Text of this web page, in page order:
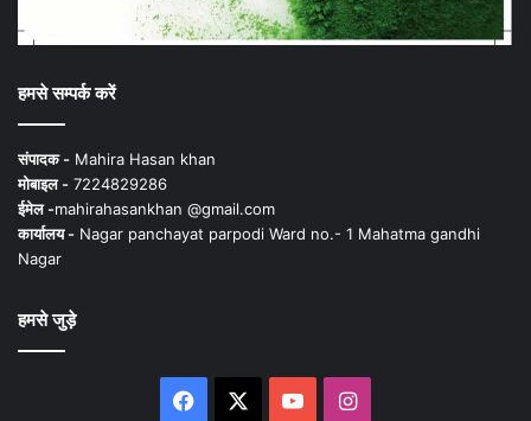
हमसे सम्पर्क करें
संपादक - Mahira Hasan khan
मोबाइल - 7224829286
ईमेल -mahirahasankhan @gmail.com
कार्यालय - Nagar panchayat parpodi Ward no.- 1 Mahatma gandhi
Nagar
हमसे जुड़े
Facebook YouTubeInstagram